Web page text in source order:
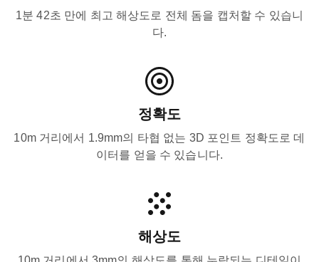
1분 42초 만에 최고 해상도로 전체 돔을 캡처할 수 있습니
다.
정확도
10m 거리에서 1.9mm의 타협 없는 3D 포인트 정확도로 데
이터를 얻을 수 있습니다.
해상도